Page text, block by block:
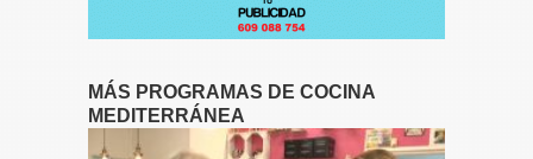
MÁS PROGRAMAS DE COCINA
MEDITERRÁNEA